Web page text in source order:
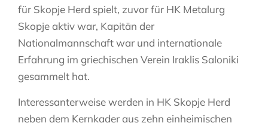
für Skopje Herd spielt, zuvor für HK Metalurg
Skopje aktiv war, Kapitän der
Nationalmannschaft war und internationale
Erfahrung im griechischen Verein Iraklis Saloniki
gesammelt hat.
Interessanterweise werden in HK Skopje Herd
neben dem Kernkader aus zehn einheimischen